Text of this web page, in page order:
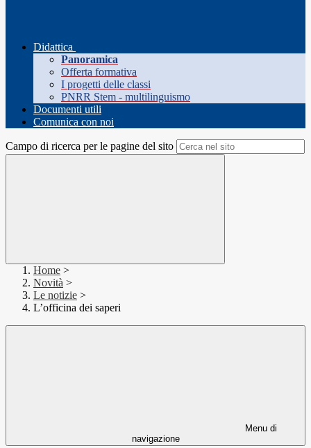
Didattica
Panoramica
Offerta formativa
I progetti delle classi
PNRR Stem - multilinguismo
Documenti utili
Comunica con noi
Campo di ricerca per le pagine del sito
Home >
Novità >
Le notizie >
L’officina dei saperi
Menu di
navigazione